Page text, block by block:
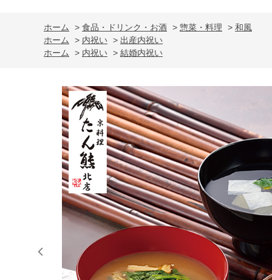
ホーム > 食品・ドリンク・お酒 > 惣菜・料理 > 和風
ホーム
> 内祝い > 出産内祝い
ホーム
> 内祝い > 結婚内祝い